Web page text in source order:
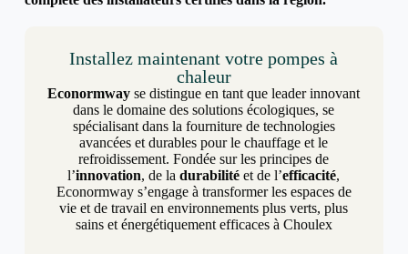
Installez maintenant votre pompes à
chaleur
Econormway se distingue en tant que leader innovant
dans le domaine des solutions écologiques, se
spécialisant dans la fourniture de technologies
avancées et durables pour le chauffage et le
refroidissement. Fondée sur les principes de
l’innovation, de ladurabilité et de l’efficacité,
Econormway s’engage à transformer les espaces de
vie et de travail en environnements plus verts, plus
sains et énergétiquement efficaces à Choulex